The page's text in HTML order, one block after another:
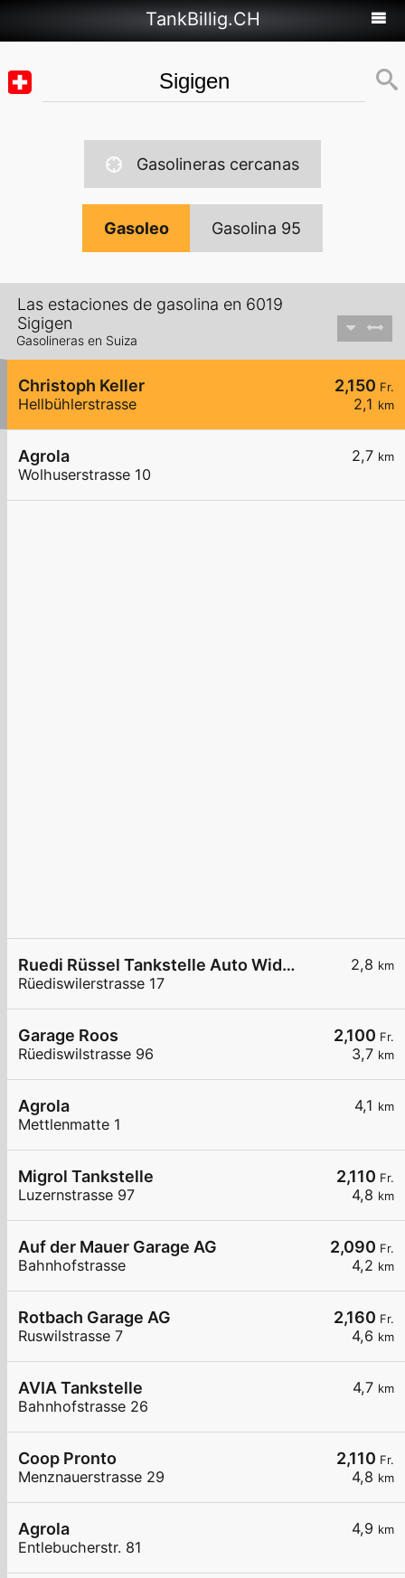
TankBillig.CH
Gasolineras cercanas
Gasoleo Gasolina 95
Las estaciones de gasolina en 6019
Sigigen
Gasolineras en Suiza
2,150 Fr.
2,1 km
Christoph Keller
Hellbühlerstrasse
2,7 km
Agrola
Wolhuserstrasse 10
2,8 km
Ruedi Rüssel Tankstelle Auto Widmer AG
Rüediswilerstrasse 17
2,100 Fr.
3,7 km
Garage Roos
Rüediswilstrasse 96
4,1 km
Agrola
Mettlenmatte 1
2,110 Fr.
4,8 km
Migrol Tankstelle
Luzernstrasse 97
2,090 Fr.
4,2 km
Auf der Mauer Garage AG
Bahnhofstrasse
2,160 Fr.
4,6 km
Rotbach Garage AG
Ruswilstrasse 7
4,7 km
AVIA Tankstelle
Bahnhofstrasse 26
2,110 Fr.
4,8 km
Coop Pronto
Menznauerstrasse 29
4,9 km
Agrola
Entlebucherstr. 81